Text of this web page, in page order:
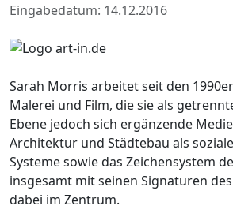
Eingabedatum: 14.12.2016
Sarah Morris arbeitet seit den
Malerei und Film, die sie als
Ebene jedoch sich ergänzende
Architektur und Städtebau als
Systeme sowie das Zeichensystem
insgesamt mit seinen Signaturen
dabei im Zentrum.